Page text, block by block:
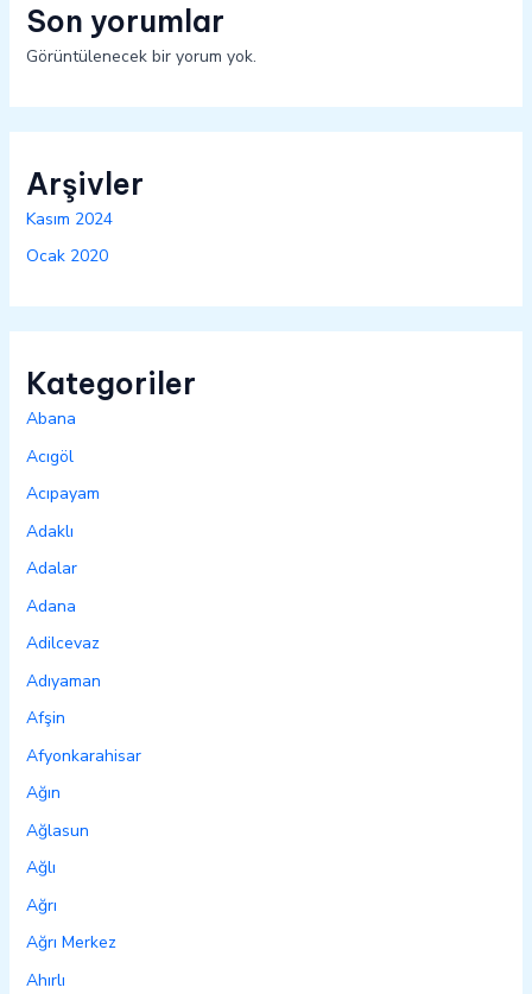
Son yorumlar
Görüntülenecek bir yorum yok.
Arşivler
Kasım 2024
Ocak 2020
Kategoriler
Abana
Acıgöl
Acıpayam
Adaklı
Adalar
Adana
Adilcevaz
Adıyaman
Afşin
Afyonkarahisar
Ağın
Ağlasun
Ağlı
Ağrı
Ağrı Merkez
Ahırlı